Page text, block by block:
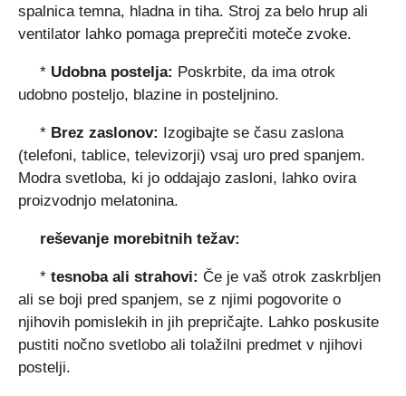
spalnica temna, hladna in tiha. Stroj za belo hrup ali
ventilator lahko pomaga preprečiti moteče zvoke.
* Udobna postelja: Poskrbite, da ima otrok
udobno posteljo, blazine in posteljnino.
* Brez zaslonov: Izogibajte se času zaslona
(telefoni, tablice, televizorji) vsaj uro pred spanjem.
Modra svetloba, ki jo oddajajo zasloni, lahko ovira
proizvodnjo melatonina.
reševanje morebitnih težav:
* tesnoba ali strahovi: Če je vaš otrok zaskrbljen
ali se boji pred spanjem, se z njimi pogovorite o
njihovih pomislekih in jih prepričajte. Lahko poskusite
pustiti nočno svetlobo ali tolažilni predmet v njihovi
postelji.